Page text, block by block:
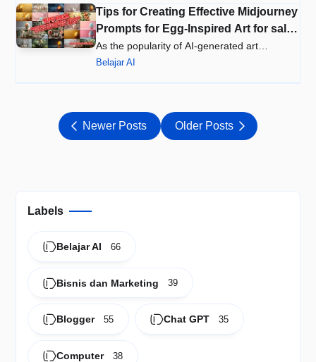
Tips for Creating Effective Midjourney
Prompts for Egg-Inspired Art for sale
Adobe Stock, Freepik
As the popularity of AI-generated art
continues to rise, Midjourney ha…
Belajar AI
Newer Posts Older Posts
Labels
Belajar AI 66
Bisnis dan Marketing 39
Blogger 55 Chat GPT 35
Computer 38